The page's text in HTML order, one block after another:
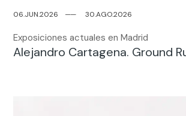
06.JUN.2026── 30.AGO.2026
Exposiciones actuales en Madrid
Alejandro Cartagena. Ground